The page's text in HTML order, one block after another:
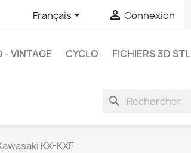
Français  Connexion
- VINTAGE CYCLO
FICHIERS 3D STL
search
KX-KXF